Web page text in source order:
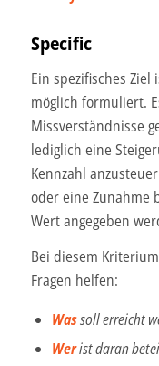
Specific
Ein spezifisches Ziel
möglich formuliert.
Missverständnisse
lediglich eine
Kennzahl
oder eine Zunahme
Wert angegeben
Bei diesem
Fragen helfen:
Wassoll erreicht
Werist daran